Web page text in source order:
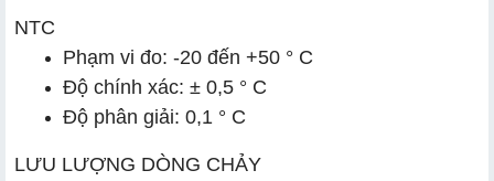
NTC
Phạm vi đo: -20 đến +50 ° C
Độ chính xác: ± 0,5 ° C
Độ phân giải: 0,1 ° C
LƯU LƯỢNG DÒNG CHẢY